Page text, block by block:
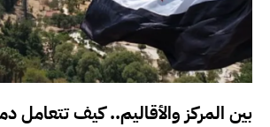
بين المركز والأقاليم.. كيف تتعامل